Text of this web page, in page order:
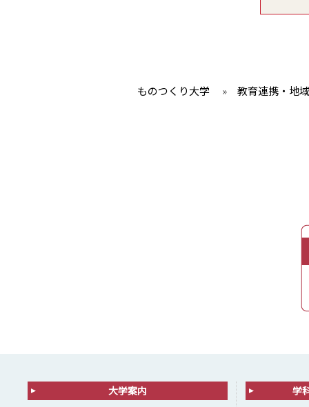
ものつくり大学 » 教育連携・地
大学案内 学